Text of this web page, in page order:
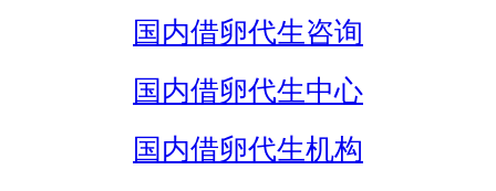
国内借卵代生咨询
国内借卵代生中心
国内借卵代生机构